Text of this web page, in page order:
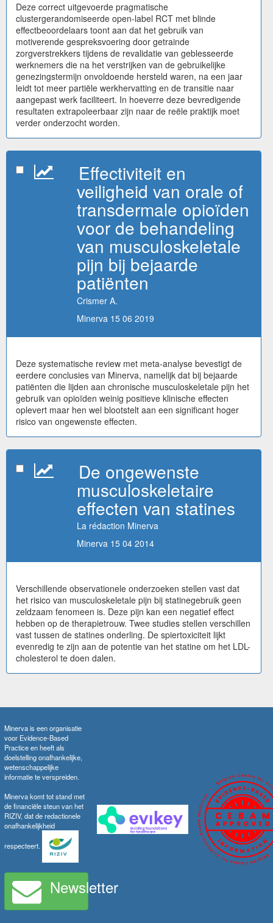
Deze correct uitgevoerde pragmatische
clustergerandomiseerde open-label RCT met blinde
effectbeoordelaars toont aan dat het gebruik van
motiverende gespreksvoering door getrainde
zorgverstrekkers tijdens de revalidatie van geblesseerde
werknemers die na het verstrijken van de gebruikelijke
genezingstermijn onvoldoende hersteld waren, na een jaar
leidt tot meer partiële werkhervatting en de transitie naar
aangepast werk faciliteert. In hoeverre deze bevredigende
resultaten extrapoleerbaar zijn naar de reële praktijk moet
verder onderzocht worden.
Effectiviteit en
veiligheid van orale of
transdermale opioïden
voor de behandeling
van musculoskeletale
pijn bij bejaarde
patiënten
Crismer A.
Minerva 15 06 2019
Deze systematische review met meta-analyse bevestigt de
eerdere conclusies van Minerva, namelijk dat bij bejaarde
patiënten die lijden aan chronische musculoskeletale pijn het
gebruik van opioïden weinig positieve klinische effecten
oplevert maar hen wel blootstelt aan een significant hoger
risico van ongewenste effecten.
De ongewenste
musculoskeletaire
effecten van statines
La rédaction Minerva
Minerva 15 04 2014
Verschillende observationele onderzoeken stellen vast dat
het risico van musculoskeletale pijn bij statinegebruik geen
zeldzaam fenomeen is. Deze pijn kan een negatief effect
hebben op de therapietrouw. Twee studies stellen verschillen
vast tussen de statines onderling. De spiertoxiciteit lijkt
evenredig te zijn aan de potentie van het statine om het LDL-
cholesterol te doen dalen.
Minerva is een organisatie
voor Evidence-Based
Practice en heeft als
doelstelling onafhankelijke,
wetenschappelijke
informatie te verspreiden.
Minerva komt tot stand met
de financiële steun van het
RIZIV, dat de redactionele
onafhankelijkheid
respecteert.
Newsletter